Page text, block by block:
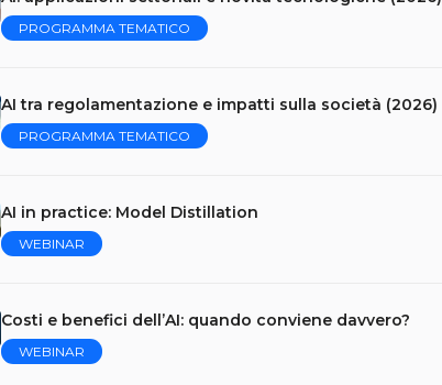
PROGRAMMA TEMATICO
AI tra regolamentazione e impatti sulla società (2026)
PROGRAMMA TEMATICO
AI in practice: Model Distillation
WEBINAR
Costi e benefici dell’AI: quando conviene davvero?
WEBINAR